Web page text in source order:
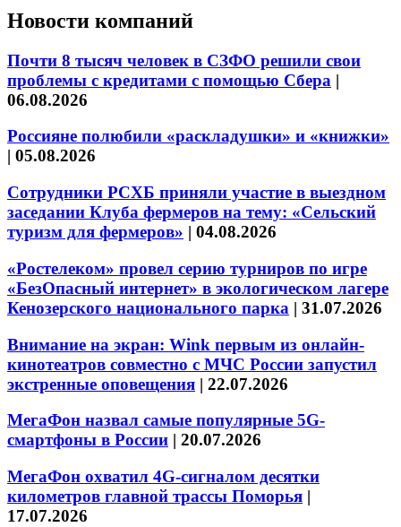
Новости компаний
Почти 8 тысяч человек в СЗФО решили свои
проблемы с кредитами с помощью Сбера |
06.08.2026
Россияне полюбили «раскладушки» и «книжки»
| 05.08.2026
Сотрудники РСХБ приняли участие в выездном
заседании Клуба фермеров на тему: «Сельский
туризм для фермеров» | 04.08.2026
«Ростелеком» провел серию турниров по игре
«БезОпасный интернет» в экологическом лагере
Кенозерского национального парка | 31.07.2026
Внимание на экран: Wink первым из онлайн-
кинотеатров совместно с МЧС России запустил
экстренные оповещения | 22.07.2026
МегаФон назвал самые популярные 5G-
смартфоны в России | 20.07.2026
МегаФон охватил 4G-сигналом десятки
километров главной трассы Поморья |
17.07.2026